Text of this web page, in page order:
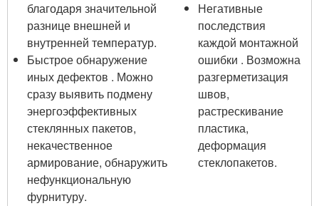
благодаря значительной
разнице внешней и
внутренней температур.
Быстрое обнаружение
иных дефектов . Можно
сразу выявить подмену
энергоэффективных
стеклянных пакетов,
некачественное
армирование, обнаружить
нефункциональную
фурнитуру.
Негативные
последствия
каждой монтажной
ошибки . Возможна
разгерметизация
швов,
растрескивание
пластика,
деформация
стеклопакетов.